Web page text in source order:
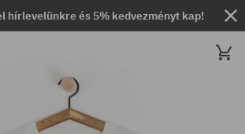
hírlevelünkre és 5% kedvezményt kap!